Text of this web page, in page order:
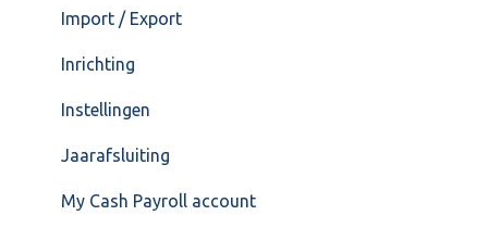
Import / Export
Inrichting
Instellingen
Jaarafsluiting
My Cash Payroll account